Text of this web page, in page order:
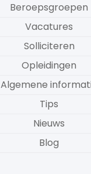
Beroepsgroepen
Vacatures
Solliciteren
Opleidingen
Algemene
Tips
Nieuws
Blog